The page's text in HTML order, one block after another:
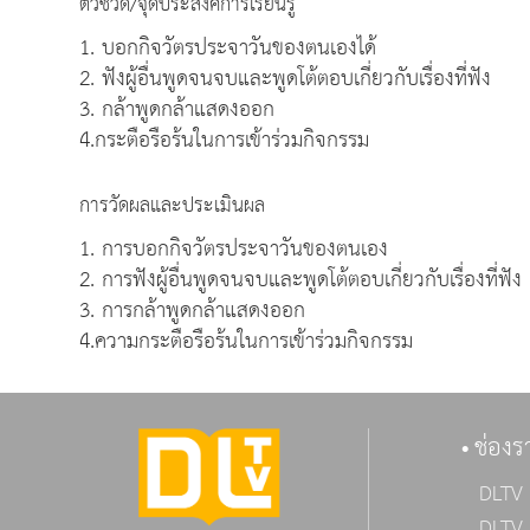
1. บอกกิจวัตรประจาวันของตนเองได้
2. ฟังผู้อื่นพูดจนจบและพูดโต้ตอบเกี่ยวกับเรื่องที่ฟัง
3. กล้าพูดกล้าแสดงออก
4.กระตือรือร้นในการเข้าร่วมกิจกรรม
การวัดผลและประเมินผล
1. การบอกกิจวัตรประจาวันของตนเอง
2. การฟังผู้อื่นพูดจนจบและพูดโต้ตอบเกี่ยวกับเรื่องที่ฟัง
3. การกล้าพูดกล้าแสดงออก
4.ความกระตือรือร้นในการเข้าร่วมกิจกรรม
ช่อง